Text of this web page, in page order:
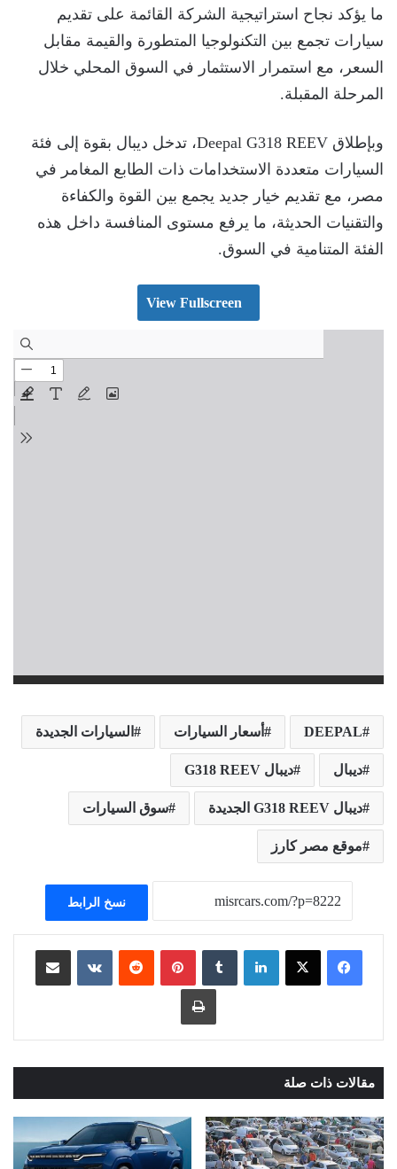
ما يؤكد نجاح استراتيجية الشركة القائمة على تقديم
سيارات تجمع بين التكنولوجيا المتطورة والقيمة مقابل
السعر، مع استمرار الاستثمار في السوق المحلي خلال
المرحلة المقبلة.
وبإطلاق Deepal G318 REEV، تدخل ديبال بقوة إلى فئة
السيارات متعددة الاستخدامات ذات الطابع المغامر في
مصر، مع تقديم خيار جديد يجمع بين القوة والكفاءة
والتقنيات الحديثة، ما يرفع مستوى المنافسة داخل هذه
الفئة المتنامية في السوق.
View Fullscreen
DEEPAL أسعار السيارات السيارات الجديدة
ديبال ديبال G318 REEV
ديبال G318 REEV الجديدة سوق السيارات
موقع مصر كارز
نسخ الرابط
لينكدإن ‏Tumblr بينتيريست
‏Reddit
‏VKontakte مشاركة عبر البريد
طباعة
مقالات ذات صلة